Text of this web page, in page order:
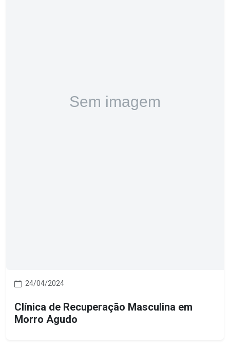
24/04/2024
Clínica de Recuperação Masculina em
Morro Agudo